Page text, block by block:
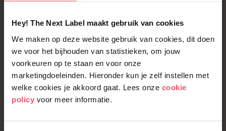
Hey! The Next Label maakt gebruik van cookies
We maken op deze website gebruik van cookies, dit doen
we voor het bijhouden van statistieken, om jouw
voorkeuren op te staan en voor onze
marketingdoeleinden. Hieronder kun je zelf instellen met
welke cookies je akkoord gaat. Lees onze cookie
policy voor meer informatie.
voel je je sneller verbonden met je werkgever.
Waarom zouden werkgevers er nog over twijfelen
om medewerkers meer verantwoordelijkheid te
geven?